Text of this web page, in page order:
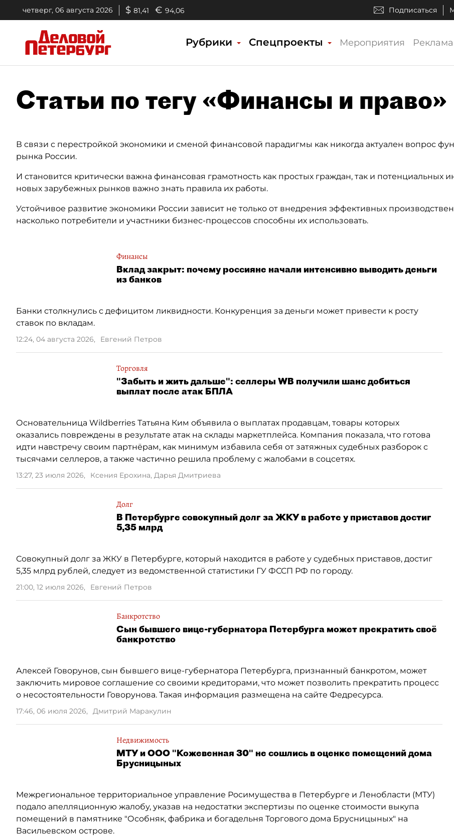
четверг, 06 августа 2026 $ 81,41 € 94,06 Подписаться
Рубрики Спецпроекты Мероприятия Реклама
Статьи по тегу «Финансы и право»
В связи с перестройкой экономики и сменой финансовой парадигмы как никогда актуален вопрос
рынка России.
И становится критически важна финансовая грамотность как простых граждан, так и потенциальных
новых зарубежных рынков важно знать правила их работы.
Устойчивое развитие экономики России зависит не только от внедрения эффективных
насколько потребители и участники бизнес-процессов способны их использовать.
Финансы
Вклад закрыт: почему россияне начали интенсивно выводить деньги
из банков
Банки столкнулись с дефицитом ликвидности. Конкуренция за деньги может привести к росту
ставок по вкладам.
12:24, 04 августа 2026, Евгений Петров
Торговля
"Забыть и жить дальше": селлеры WB получили шанс добиться
выплат после атак БПЛА
Основательница Wildberries Татьяна Ким объявила о выплатах продавцам, товары которых
оказались повреждены в результате атак на склады маркетплейса. Компания показала, что готова
идти навстречу своим партнёрам, как минимум избавила себя от затяжных судебных разборок с
тысячами селлеров, а также частично решила проблему с жалобами в соцсетях.
13:27, 23 июля 2026, Ксения Ерохина, Дарья Дмитриева
Долг
В Петербурге совокупный долг за ЖКУ в работе у приставов достиг
5,35 млрд
Совокупный долг за ЖКУ в Петербурге, который находится в работе у судебных приставов, достиг
5,35 млрд рублей, следует из ведомственной статистики ГУ ФССП РФ по городу.
21:00, 12 июля 2026, Евгений Петров
Банкротство
Сын бывшего вице-губернатора Петербурга может прекратить своё
банкротство
Алексей Говорунов, сын бывшего вице-губернатора Петербурга, признанный банкротом, может
заключить мировое соглашение со своими кредиторами, что может позволить прекратить процесс
о несостоятельности Говорунова. Такая информация размещена на сайте Федресурса.
17:46, 06 июля 2026, Дмитрий Маракулин
Недвижимость
МТУ и ООО "Кожевенная 30" не сошлись в оценке помещений дома
Брусницыных
Межрегиональное территориальное управление Росимущества в Петербурге и Ленобласти (МТУ)
подало апелляционную жалобу, указав на недостатки экспертизы по оценке стоимости выкупа
помещений в памятнике "Особняк, фабрика и богадельня Торгового дома Брусницыных" на
Васильевском острове.